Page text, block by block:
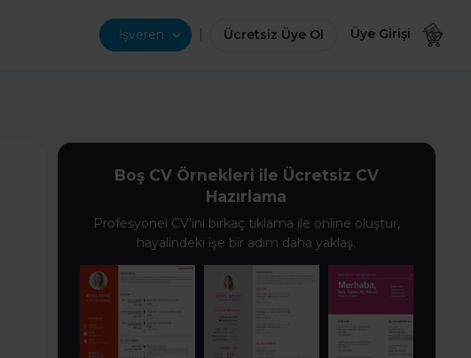
İşveren | Ücretsiz Üye Ol Üye Girişi
Boş CV Örnekleri ile Ücretsiz CV
Hazırlama
Profesyonel CV’ini birkaç tıklama ile online oluştur,
hayalindeki işe bir adım daha yaklaş.